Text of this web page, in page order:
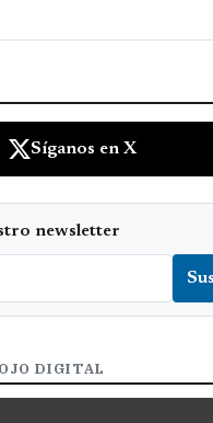
Síganos en X
newsletter
DIGITAL